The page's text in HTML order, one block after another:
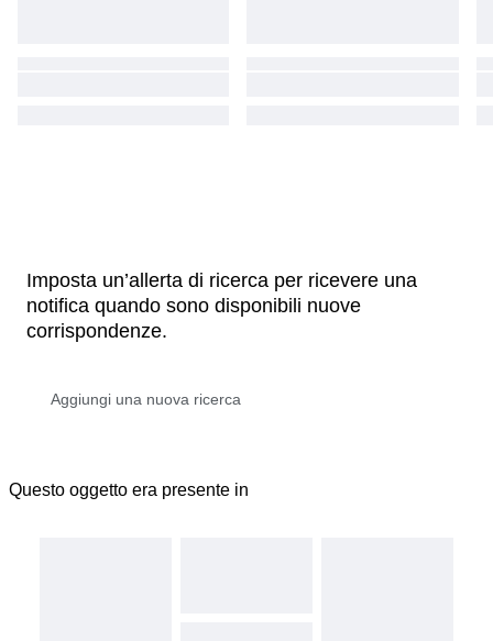
Imposta un’allerta di ricerca per ricevere una
notifica quando sono disponibili nuove
corrispondenze.
Questo oggetto era presente in